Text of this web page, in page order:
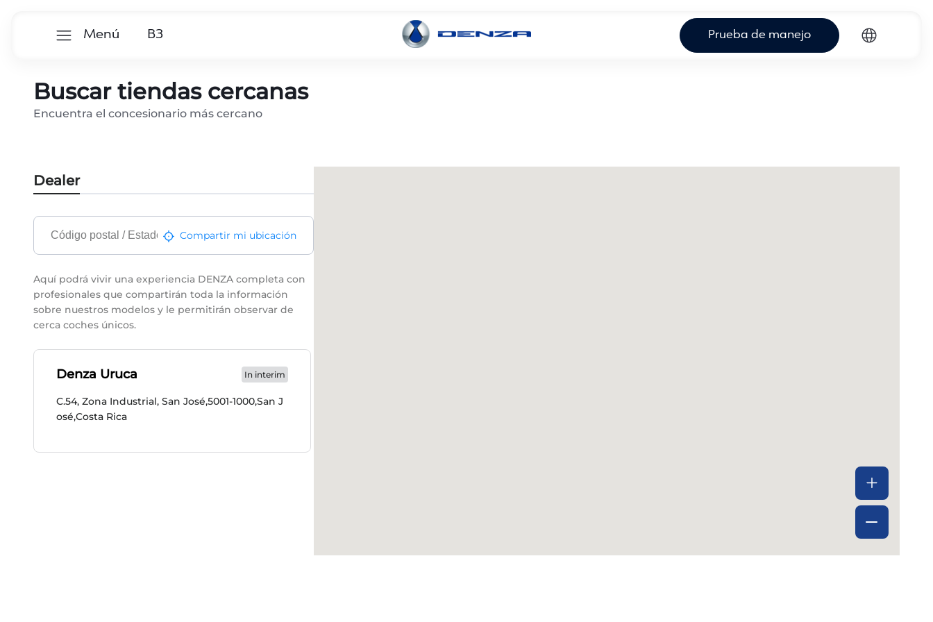
Menú B3 Prueba de manejo
Buscar tiendas cercanas
Encuentra el concesionario más cercano
Dealer
Compartir mi ubicación
Aquí podrá vivir una experiencia DENZA completa con
profesionales que compartirán toda la información
sobre nuestros modelos y le permitirán observar de
cerca coches únicos.
Denza Uruca In interim
C.54, Zona Industrial, San José,5001-1000,San J
osé,Costa Rica